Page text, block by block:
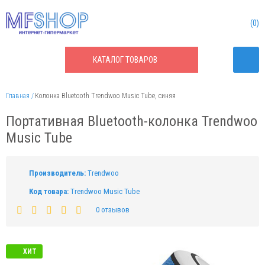
КАТАЛОГТОВАРОВ
0
Главная Колонка Bluetooth Trendwoo Music Tube, синяя
Портативная Bluetooth-колонка Trendwoo
Music Tube
Производитель: Trendwoo
Код товара: Trendwoo Music Tube
0 отзывов
ХИТ